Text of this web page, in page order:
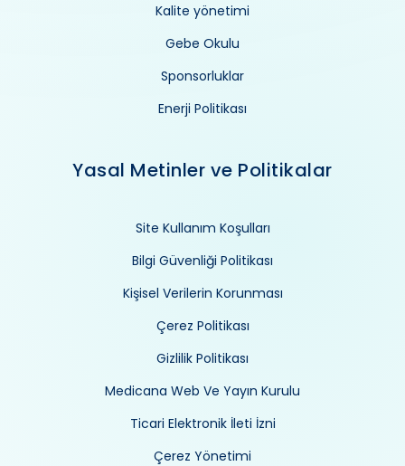
Kalite yönetimi
Gebe Okulu
Sponsorluklar
Enerji Politikası
Yasal Metinler ve Politikalar
Site Kullanım Koşulları
Bilgi Güvenliği Politikası
Kişisel Verilerin Korunması
Çerez Politikası
Gizlilik Politikası
Medicana Web Ve Yayın Kurulu
Ticari Elektronik İleti İzni
Çerez Yönetimi